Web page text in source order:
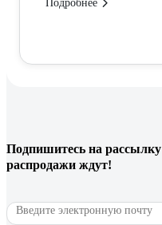
Подробнее
Подпишитесь на рассылку
распродажи ждут!